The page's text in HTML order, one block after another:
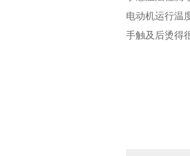
电动机运行温
手触及后烫得